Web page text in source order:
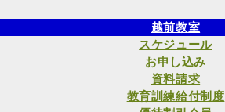
越前教室
スケジュール
お申し込み
資料請求
教育訓練給付制度